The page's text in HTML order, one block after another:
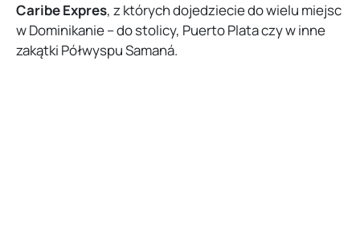
Caribe Expres, z których dojedziecie do wielu miejsc
w Dominikanie – do stolicy, Puerto Plata czy w inne
zakątki Półwyspu Samaná.